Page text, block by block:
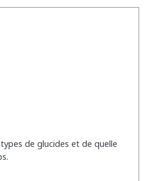
de glucides et de quelle